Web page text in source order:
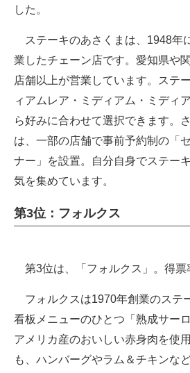
した。
ステーキのあさくまは、1948年
業したチェーン店です。愛知県や
店舗以上が営業しています。ステ
ィアムレア・ミディアム・ミディ
ら好みに合わせて選択できます。
は、一部の店舗で事前予約制の「
ナー」を設置。自分自身でステー
気を集めています。
第3位：フォルクス
第3位は、「フォルクス」。得票
フォルクスは1970年創業のステ
看板メニューのひとつ「熟成サー
アメリカ産のおいしい赤身肉を使
も、ハンバーグやラム＆チキンな